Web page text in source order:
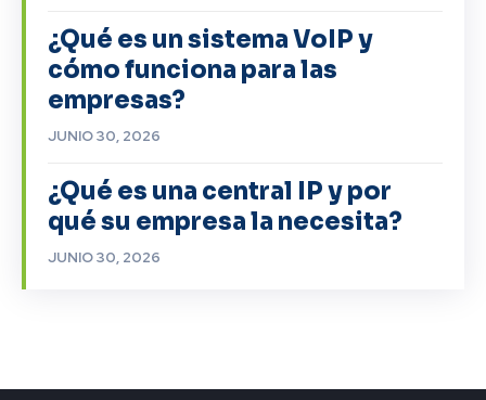
¿Qué es un sistema VoIP y
cómo funciona para las
empresas?
JUNIO 30, 2026
¿Qué es una central IP y por
qué su empresa la necesita?
JUNIO 30, 2026